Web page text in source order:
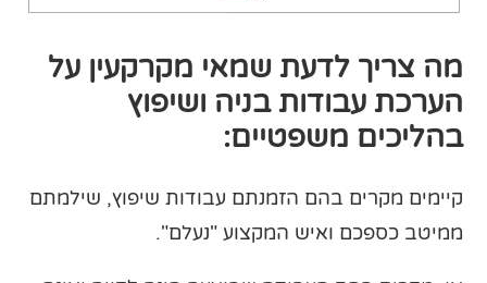
מה צריך לדעת שמאי מקרקעין על
הערכת עבודות בניה ושיפוץ
בהליכים משפטיים:
קיימים מקרים בהם הזמנתם עבודות שיפוץ, שילמתם
ממיטב כספכם ואיש המקצוע "נעלם".